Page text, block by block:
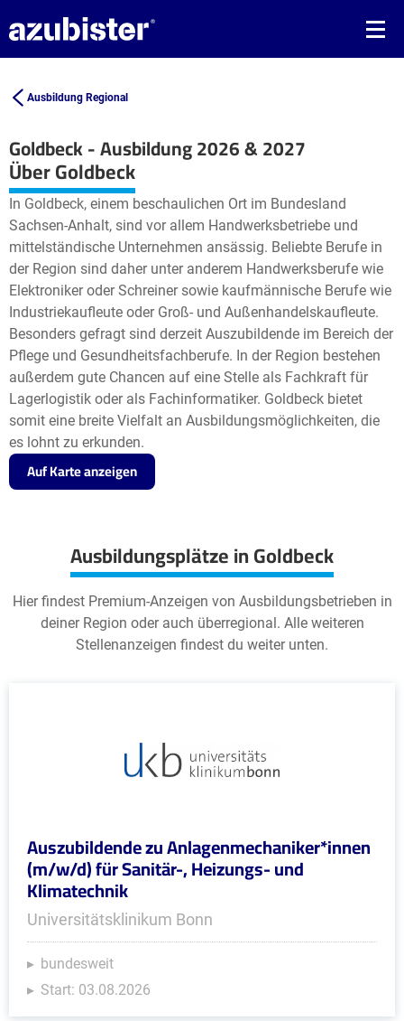
Ausbildung Regional
Goldbeck - Ausbildung 2026 & 2027
+
−
Leaflet | © OpenStreetMap2
Über Goldbeck
In Goldbeck, einem beschaulichen Ort im Bundesland
Sachsen-Anhalt, sind vor allem Handwerksbetriebe und
mittelständische Unternehmen ansässig. Beliebte Berufe in
der Region sind daher unter anderem Handwerksberufe wie
Elektroniker oder Schreiner sowie kaufmännische Berufe wie
Industriekaufleute oder Groß- und Außenhandelskaufleute.
Besonders gefragt sind derzeit Auszubildende im Bereich der
Pflege und Gesundheitsfachberufe. In der Region bestehen
außerdem gute Chancen auf eine Stelle als Fachkraft für
Lagerlogistik oder als Fachinformatiker. Goldbeck bietet
somit eine breite Vielfalt an Ausbildungsmöglichkeiten, die
es lohnt zu erkunden.
Auf Karte anzeigen
Ausbildungsplätze in Goldbeck
Hier findest Premium-Anzeigen von Ausbildungsbetrieben in
deiner Region oder auch überregional. Alle weiteren
Stellenanzeigen findest du weiter unten.
Auszubildende zu Anlagenmechaniker*innen
(m/w/d) für Sanitär-, Heizungs- und
Klimatechnik
Universitätsklinikum Bonn
bundesweit
Start: 03.08.2026